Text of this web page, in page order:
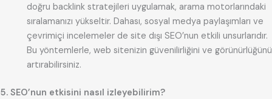
doğru backlink stratejileri uygulamak, arama motorlarındaki
sıralamanızı yükseltir. Dahası, sosyal medya paylaşımları ve
çevrimiçi incelemeler de site dışı SEO’nun etkili unsurlarıdır.
Bu yöntemlerle, web sitenizin güvenilirliğini ve görünürlüğünü
artırabilirsiniz.
5. SEO’nun etkisini nasıl izleyebilirim?